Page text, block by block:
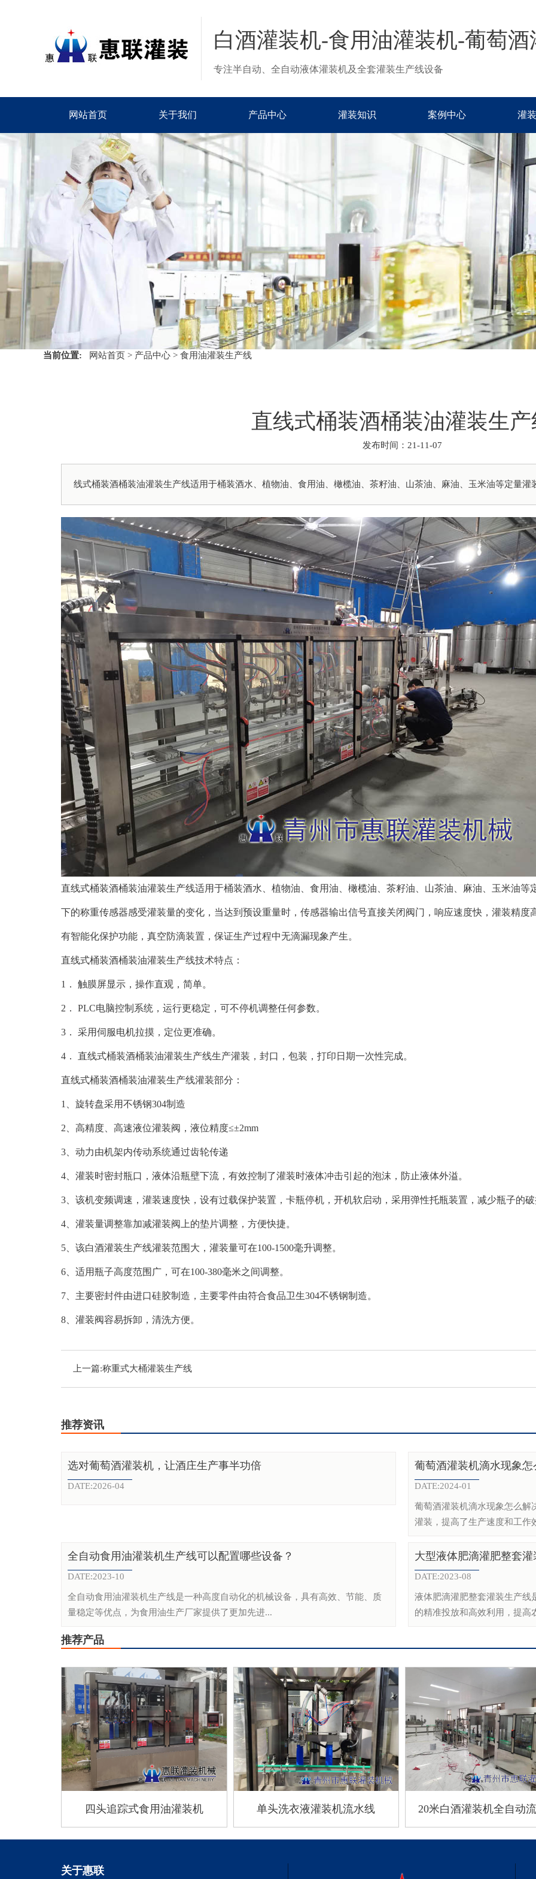
白酒灌装机-食用油灌装机-葡萄酒
专注半自动、全自动液体灌装机及全套灌装生产线设备
网站首页 关于我们 产品中心 灌装知识 案例中心 灌
当前位置: 网站首页 > 产品中心 > 食用油灌装生产线
直线式桶装酒桶装油灌装生产
发布时间：21-11-07
线式桶装酒桶装油灌装生产线适用于桶装酒水、植物油、食用油、橄榄油、茶籽油、山茶油、麻油、玉米油等定量灌
直线式桶装酒桶装油灌装生产线适用于桶装酒水、植物油、食用油、橄榄油、茶籽油、山茶油、麻油、玉米油
下的称重传感器感受灌装量的变化，当达到预设重量时，传感器输出信号直接关闭阀门，响应速度快，灌装精
有智能化保护功能，真空防滴装置，保证生产过程中无滴漏现象产生。
直线式桶装酒桶装油灌装生产线技术特点：
1． 触膜屏显示，操作直观，简单。
2． PLC电脑控制系统，运行更稳定，可不停机调整任何参数。
3． 采用伺服电机拉摸，定位更准确。
4． 直线式桶装酒桶装油灌装生产线生产灌装，封口，包装，打印日期一次性完成。
直线式桶装酒桶装油灌装生产线灌装部分：
1、旋转盘采用不锈钢304制造
2、高精度、高速液位灌装阀，液位精度≤±2mm
3、动力由机架内传动系统通过齿轮传递
4、灌装时密封瓶口，液体沿瓶壁下流，有效控制了灌装时液体冲击引起的泡沫，防止液体外溢。
3、该机变频调速，灌装速度快，设有过载保护装置，卡瓶停机，开机软启动，采用弹性托瓶装置，减少瓶子的
4、灌装量调整靠加减灌装阀上的垫片调整，方便快捷。
5、该白酒灌装生产线灌装范围大，灌装量可在100-1500毫升调整。
6、适用瓶子高度范围广，可在100-380毫米之间调整。
7、主要密封件由进口硅胶制造，主要零件由符合食品卫生304不锈钢制造。
8、灌装阀容易拆卸，清洗方便。
上一篇:称重式大桶灌装生产线
推荐资讯
选对葡萄酒灌装机，让酒庄生产事半功倍
DATE:2026-04
葡萄酒灌装机滴水现象
DATE:2024-01
葡萄酒灌装机滴水现象怎么解
灌装，提高了生产速度和工作
全自动食用油灌装机生产线可以配置哪些设备？
DATE:2023-10
全自动食用油灌装机生产线是一种高度自动化的机械设备，具有高效、节能、质
量稳定等优点，为食用油生产厂家提供了更加先进...
大型液体肥滴灌肥整套
DATE:2023-08
液体肥滴灌肥整套灌装生产线
的精准投放和高效利用，提高
推荐产品
四头追踪式食用油灌装机 单头洗衣液灌装机流水线 20米白酒灌装机全自动
关于惠联